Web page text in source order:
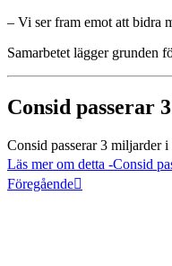
– Vi ser fram emot att bidra
Samarbetet lägger grunden
Consid passerar
Consid passerar 3 miljarder
Läs mer om detta -Consid
Föregående